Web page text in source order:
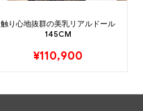
触り心地抜群の美乳リアルドール
145CM
¥110,900